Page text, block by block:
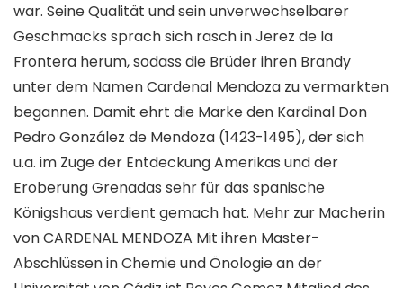
war. Seine Qualität und sein unverwechselbarer
Geschmacks sprach sich rasch in Jerez de la
Frontera herum, sodass die Brüder ihren Brandy
unter dem Namen Cardenal Mendoza zu vermarkten
begannen. Damit ehrt die Marke den Kardinal Don
Pedro González de Mendoza (1423-1495), der sich
u.a. im Zuge der Entdeckung Amerikas und der
Eroberung Grenadas sehr für das spanische
Königshaus verdient gemach hat. Mehr zur Macherin
von CARDENAL MENDOZA Mit ihren Master-
Abschlüssen in Chemie und Önologie an der